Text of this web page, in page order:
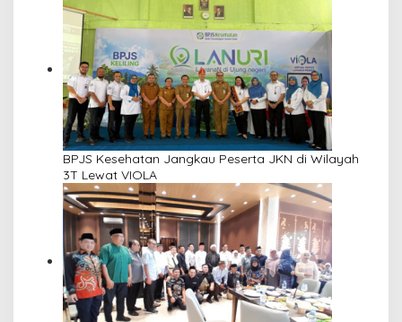
BPJS Kesehatan Jangkau Peserta JKN di Wilayah
3T Lewat VIOLA